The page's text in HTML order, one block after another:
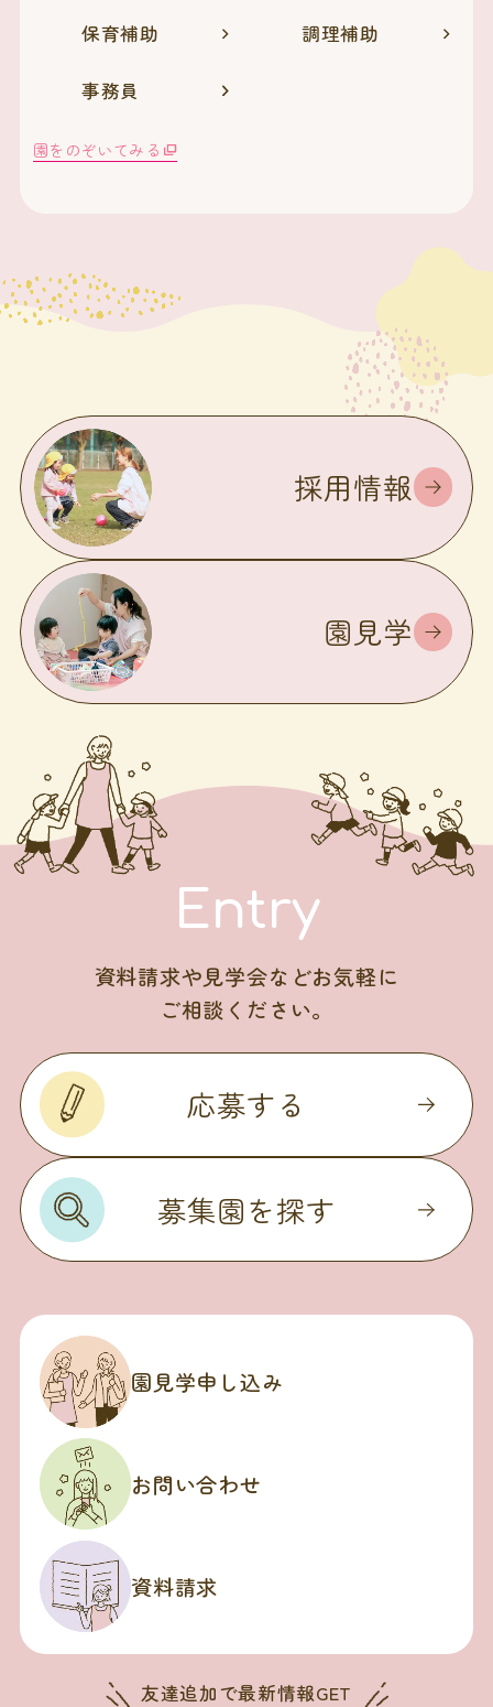
保育補助 調理補助
事務員
園をのぞいてみる
採用情報
園見学
Entry
資料請求や見学会などお気軽に
ご相談ください。
応募する
募集園を探す
園見学申し込み
お問い合わせ
資料請求
友達追加で最新情報GET